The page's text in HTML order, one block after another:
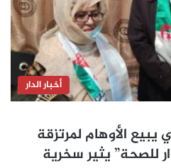
أخبار الدار
يبيع الأوهام لمرتزقة
للصحة” يثير سخرية